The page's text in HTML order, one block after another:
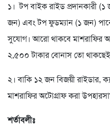
১। টপ বাইক রাইড প্রদানকারী (১
জন) এবং টপ ফুডম্যান (১ জন)
সুযোগ। আরো থাকবে মাশরাফির
২,৫০০ টাকার বোনাস তো
২। বাকি ১২ জন বিজয়ী রাইডার,
মাশরাফির অটোগ্রাফ করা
শর্তাবলীঃ